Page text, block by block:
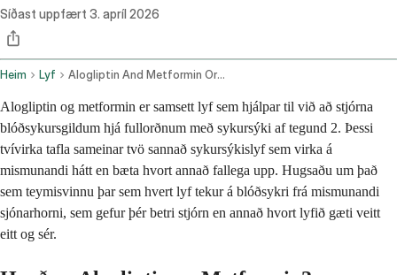
Síðast uppfært 3. apríl 2026
Heim Lyf Alogliptin And Metformin Oral Route
Alogliptin og metformin er samsett lyf sem hjálpar til við að stjórna
blóðsykursgildum hjá fullorðnum með sykursýki af tegund 2. Þessi
tvívirka tafla sameinar tvö sannað sykursýkislyf sem virka á
mismunandi hátt en bæta hvort annað fallega upp. Hugsaðu um það
sem teymisvinnu þar sem hvert lyf tekur á blóðsykri frá mismunandi
sjónarhorni, sem gefur þér betri stjórn en annað hvort lyfið gæti veitt
eitt og sér.